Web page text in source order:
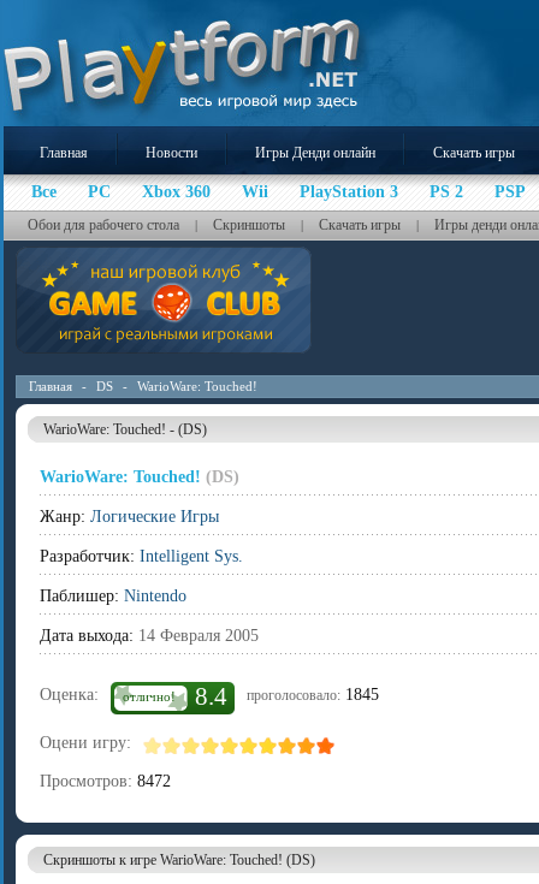
Главная Новости Игры Денди онлайн Скачать игры
Все PC Xbox 360 Wii PlayStation 3 PS 2 PSP
Обои для рабочего стола | Скриншоты | Скачать игры | Игры денди
Главная - DS - WarioWare: Touched!
WarioWare: Touched! - (DS)
WarioWare: Touched! (DS)
Жанр: Логические Игры
Разработчик: Intelligent Sys.
Паблишер: Nintendo
Дата выхода: 14 Февраля 2005
Оценка: отлично! 8.4 проголосовало: 1845
Оцени игру:
Просмотров: 8472
Скриншоты к игре WarioWare: Touched! (DS)